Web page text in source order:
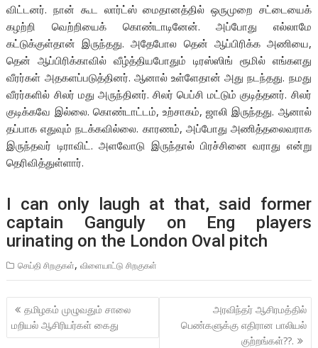
விட்டனர். நான் கூட லார்ட்ஸ் மைதானத்தில் ஒருமுறை சட்டையைக்
கழற்றி வெற்றியைக் கொண்டாடினேன். அப்போது எல்லாமே
கட்டுக்குள்தான் இருந்தது. அதேபோல தென் ஆப்பிரிக்க அணியை,
தென் ஆப்பிரிக்காவில் வீழ்த்தியபோதும் டிரஸ்ஸிங் ரூமில் எங்களது
வீரர்கள் அதகளப்படுத்தினர். ஆனால் உள்ளேதான் அது நடந்தது. நமது
வீரர்களில் சிலர் மது அருந்தினர். சிலர் பெப்சி மட்டும் குடித்தனர். சிலர்
குடிக்கவே இல்லை. கொண்டாட்டம், உற்சாகம், ஜாலி இருந்தது. ஆனால்
தப்பாக எதுவும் நடக்கவில்லை. காரணம், அப்போது அணித்தலைவராக
இருந்தவர் டிராவிட். அளவோடு இருந்தால் பிரச்சினை வராது என்று
தெரிவித்துள்ளார்.
I can only laugh at that, said former
captain Ganguly on Eng players
urinating on the London Oval pitch
செய்தி சிறகுகள்,விளையாட்டு சிறகுகள்
Post
navigation
தமிழகம் முழுவதும் சாலை
மறியல் ஆசிரியர்கள் கைது
அரவிந்தர் ஆசிரமத்தில்
பெண்களுக்கு எதிரான பாலியல்
குற்றங்கள்??.